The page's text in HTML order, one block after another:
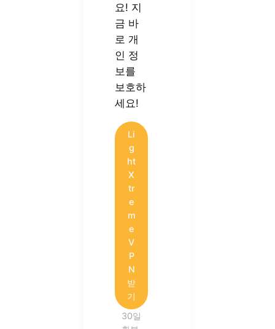
요! 지
금 바
로 개
인 정
보를
보호하
세요!
Li
g
ht
X
tr
e
m
e
V
P
N
받
기
30일